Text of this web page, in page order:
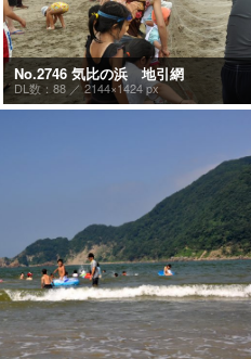
No.2746 気比の浜 地引網
DL数：88 ／2144×1424 px